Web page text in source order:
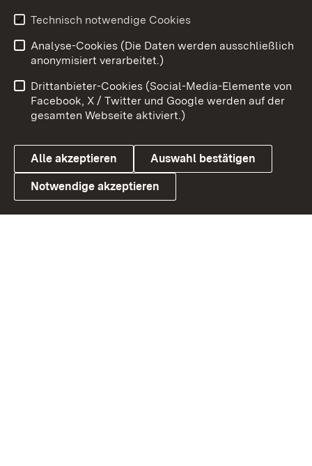
Youtube
Link zum Landesportal
Benutzungshinweise
Barrierefreiheit
Datenschutz
Cookies
Technisch notwendige Cookies
Analyse-Cookies (Die Daten werden ausschließlich
anonymisiert verarbeitet.)
Drittanbieter-Cookies (Social-Media-Elemente von
Facebook, X / Twitter und Google werden auf der
gesamten Webseite aktiviert.)
Alle akzeptieren Auswahl bestätigen
Notwendige akzeptieren